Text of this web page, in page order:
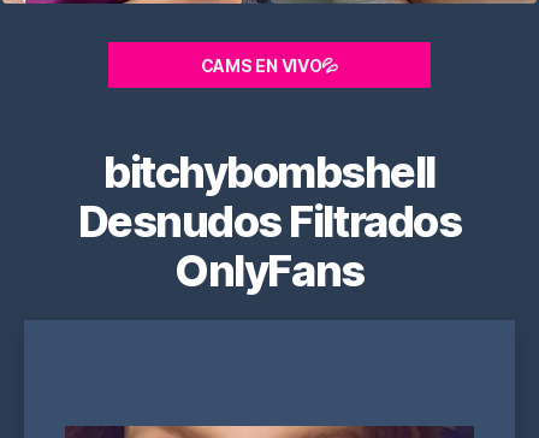
CAMS EN VIVO💦
bitchybombshell
Desnudos Filtrados
OnlyFans